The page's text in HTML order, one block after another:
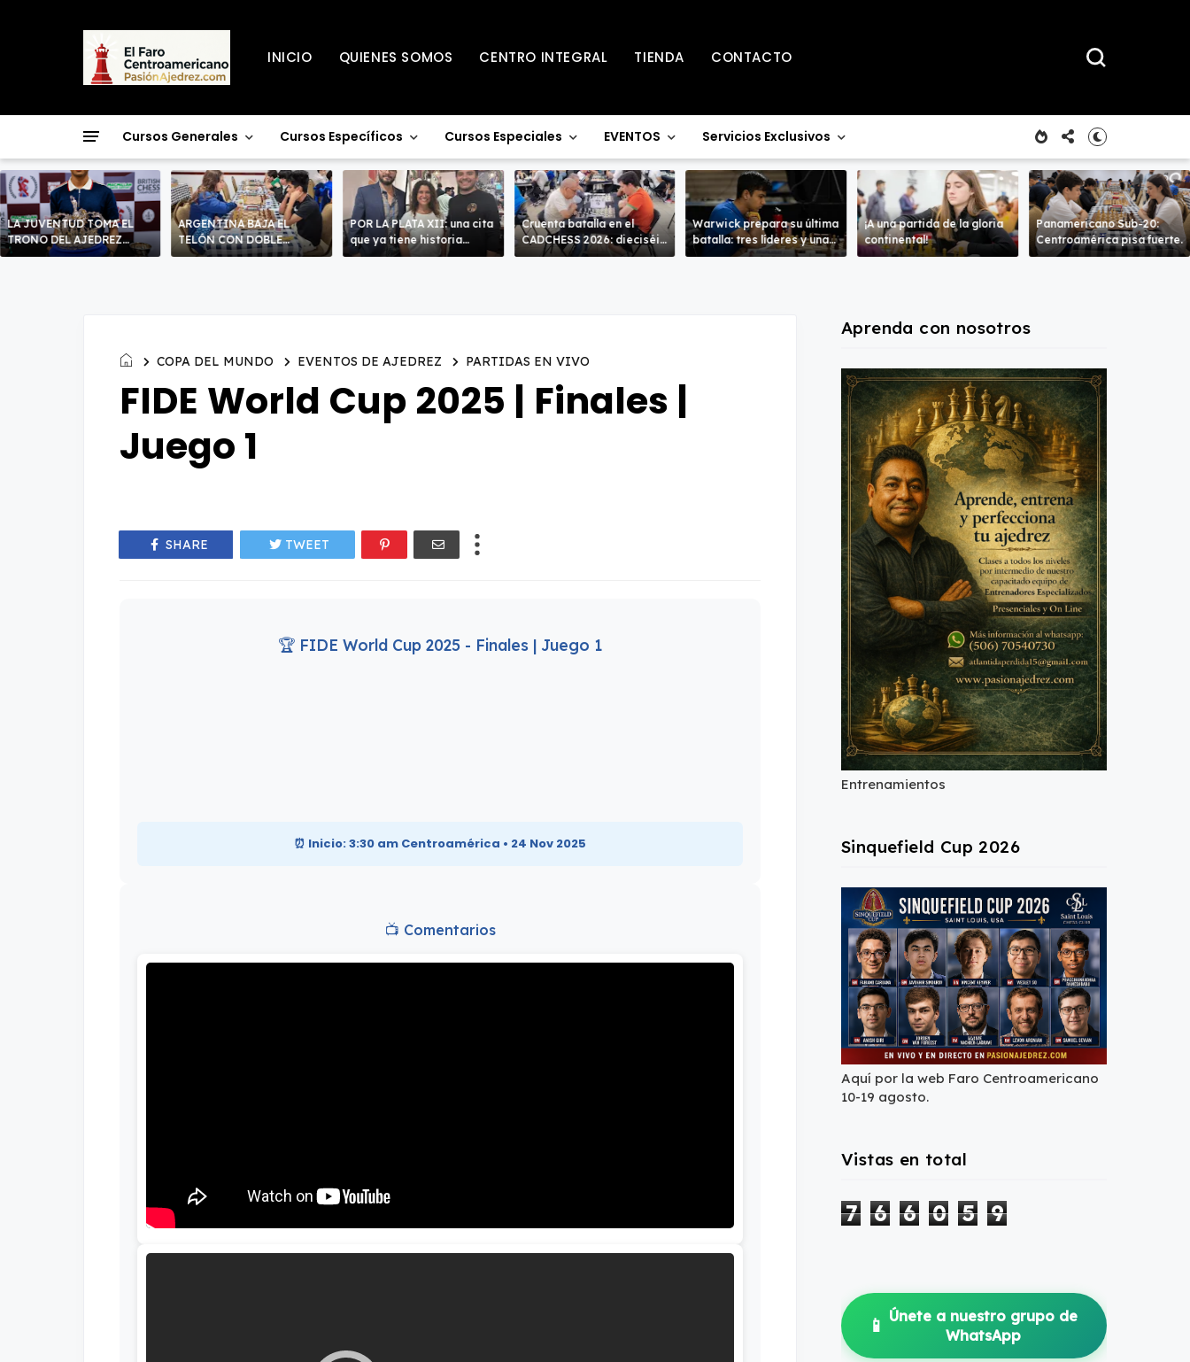
INICIO QUIENES SOMOS CENTRO INTEGRAL TIENDA CONTACTO
Cursos Generales Cursos Específicos Cursos Especiales EVENTOS Servicios Exclusivos
LA JUVENTUD TOMA EL
TRONO DEL AJEDREZ
BRITÁNICO.
ARGENTINA BAJA EL
TELÓN CON DOBLE
CORONA PANAMERICANA
POR LA PLATA XII: una cita
que ya tiene historia
propia.
Cruenta batalla en el
CADCHESS 2026: dieciséis
sobrevivientes.
Warwick prepara su última
batalla: tres líderes y una
corona británica en juego.
¡A una partida de la gloria
continental!
Panamericano Sub-20:
Centroamérica pisa fuerte.
COPA DEL MUNDO EVENTOS DE AJEDREZ PARTIDAS EN VIVO
FIDE World Cup 2025 | Finales |
Juego 1
SHARE TWEET
🏆 FIDE World Cup 2025 - Finales | Juego 1
⏰ Inicio: 3:30 am Centroamérica • 24 Nov 2025
📺 Comentarios
Aprenda con nosotros
Entrenamientos
Sinquefield Cup 2026
Aquí por la web Faro Centroamericano
10-19 agosto.
Vistas en total
7 6 6 0 5 9
📱 Únete a nuestro grupo de
WhatsApp